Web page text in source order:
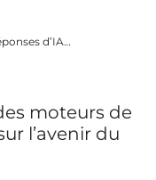
d’IA…
moteurs de
l’avenir du